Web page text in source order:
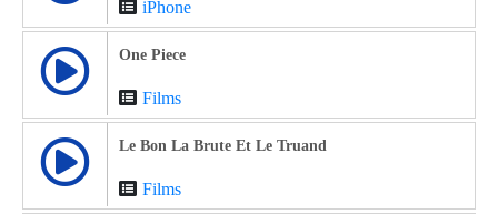
iPhone
One Piece
Films
Le Bon La Brute Et Le Truand
Films